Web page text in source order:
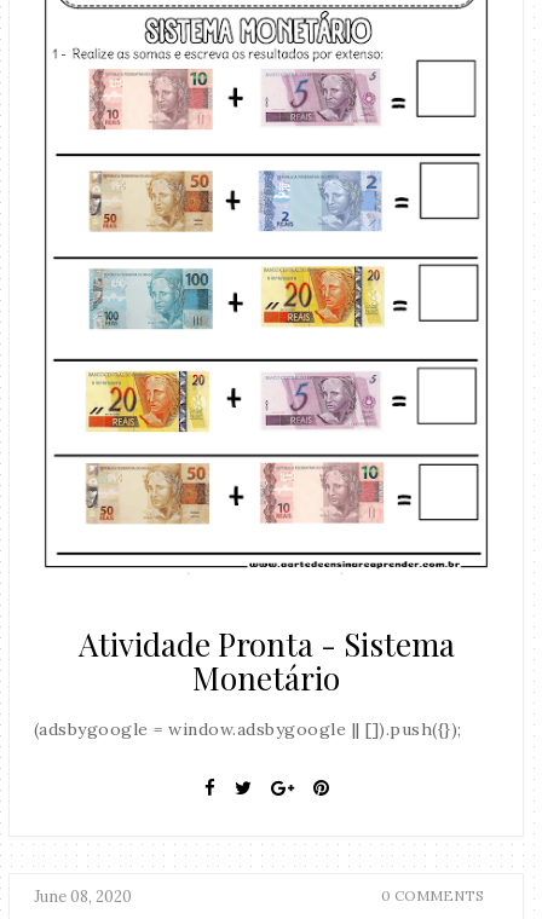
Atividade Pronta - Sistema
Monetário
(adsbygoogle = window.adsbygoogle || []).push({});
June 08, 2020 0 COMMENTS